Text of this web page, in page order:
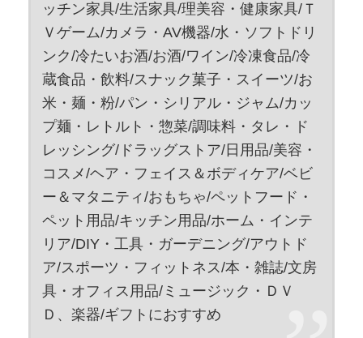
ッチン家具/生活家具/理美容・健康家具/Ｔ
Ｖゲーム/カメラ・AV機器/水・ソフトドリ
ンク/冷たいお酒/お酒/ワイン/冷凍食品/冷
蔵食品・飲料/スナック菓子・スイーツ/お
米・麺・粉/パン・シリアル・ジャム/カッ
プ麺・レトルト・惣菜/調味料・タレ・ド
レッシング/ドラッグストア/日用品/美容・
コスメ/ヘア・フェイス＆ボディケア/ベビ
ー＆マタニティ/おもちゃ/ペットフード・
ペット用品/キッチン用品/ホーム・インテ
リア/DIY・工具・ガーデニング/アウトド
ア/スポーツ・フィットネス/本・雑誌/文房
具・オフィス用品/ミュージック・ＤＶ
Ｄ、楽器/ギフトにおすすめ